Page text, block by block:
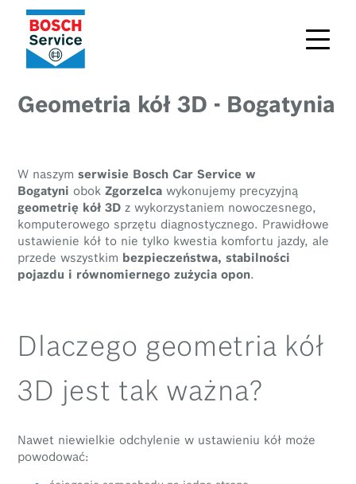
Geometria kół 3D - Bogatynia
W naszym serwisie Bosch Car Service w
Bogatyni obok Zgorzelca wykonujemy precyzyjną
geometrię kół 3D z wykorzystaniem nowoczesnego,
komputerowego sprzętu diagnostycznego. Prawidłowe
ustawienie kół to nie tylko kwestia komfortu jazdy, ale
przede wszystkim bezpieczeństwa, stabilności
pojazdu i równomiernego zużycia opon.
Dlaczego geometria kół
3D jest tak ważna?
Nawet niewielkie odchylenie w ustawieniu kół może
powodować: